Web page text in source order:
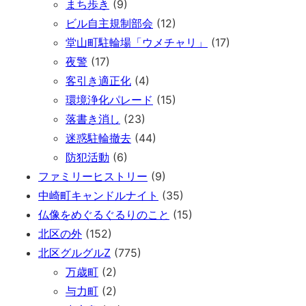
まち歩き (9)
ビル自主規制部会 (12)
堂山町駐輪場「ウメチャリ」
(17)
夜警 (17)
客引き適正化 (4)
環境浄化パレード (15)
落書き消し (23)
迷惑駐輪撤去 (44)
防犯活動 (6)
ファミリーヒストリー (9)
中崎町キャンドルナイト (35)
仏像をめぐるぐるりのこと (15)
北区の外 (152)
北区グルグルZ (775)
万歳町 (2)
与力町 (2)